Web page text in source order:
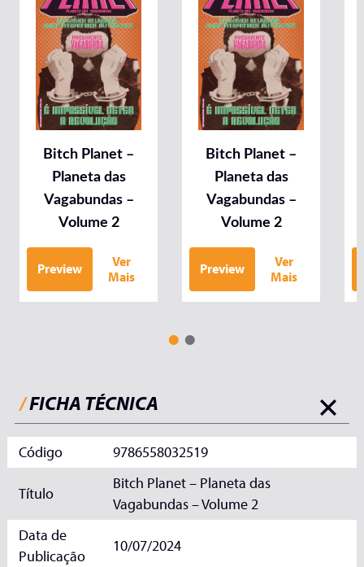
Bitch Planet –
Planeta das
Vagabundas –
Volume 2
Preview
Ver
Mais
Bitch Planet –
Planeta das
Vagabundas –
Volume 2
Preview
Ver
Mais
/FICHA TÉCNICA
Código 9786558032519
Título
Bitch Planet – Planeta das
Vagabundas – Volume 2
Data de
Publicação
10/07/2024